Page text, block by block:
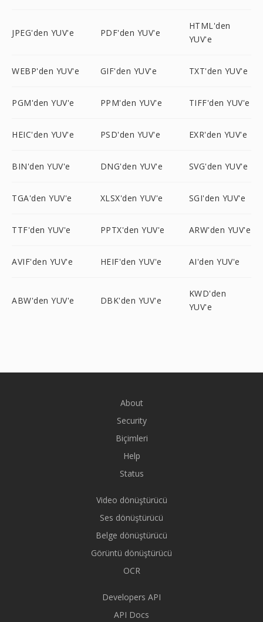
JPEG'den YUV'e PDF'den YUV'e
HTML'den
YUV'e
WEBP'den YUV'e GIF'den YUV'e TXT'den YUV'e
PGM'den YUV'e PPM'den YUV'e TIFF'den YUV'e
HEIC'den YUV'e PSD'den YUV'e EXR'den YUV'e
BIN'den YUV'e DNG'den YUV'e SVG'den YUV'e
TGA'den YUV'e XLSX'den YUV'e SGI'den YUV'e
TTF'den YUV'e PPTX'den YUV'e ARW'den YUV'e
AVIF'den YUV'e HEIF'den YUV'e AI'den YUV'e
ABW'den YUV'e DBK'den YUV'e
KWD'den
YUV'e
About
Security
Biçimleri
Help
Status
Video dönüştürücü
Ses dönüştürücü
Belge dönüştürücü
Görüntü dönüştürücü
OCR
Developers API
API Docs